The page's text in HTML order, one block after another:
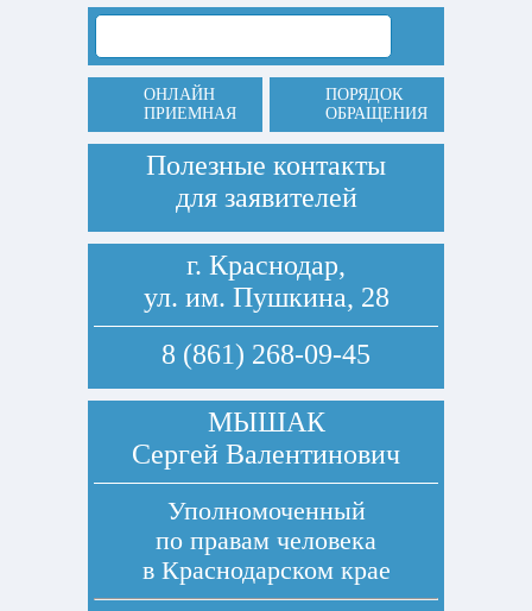
ОНЛАЙН
ПРИЕМНАЯ
ПОРЯДОК
ОБРАЩЕНИЯ
Полезные контакты
для заявителей
г. Краснодар,
ул. им. Пушкина, 28
8 (861) 268-09-45
МЫШАК
Сергей Валентинович
Уполномоченный
по правам человека
в Краснодарском крае